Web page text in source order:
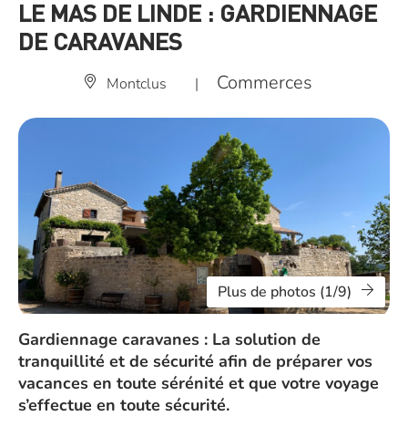
LE MAS DE LINDE : GARDIENNAGE
DE CARAVANES
Montclus | Commerces
Plus de photos (1/9)
Gardiennage caravanes : La solution de
tranquillité et de sécurité afin de préparer vos
vacances en toute sérénité et que votre voyage
s’effectue en toute sécurité.